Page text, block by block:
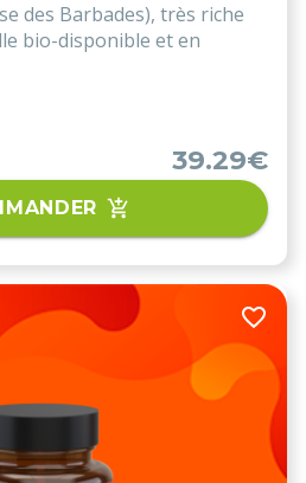
des Barbades), très riche
bio-disponible et en
39.29€